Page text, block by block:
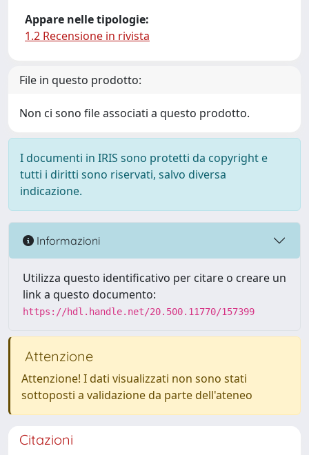
Appare nelle tipologie:
1.2 Recensione in rivista
File in questo prodotto:
Non ci sono file associati a questo prodotto.
I documenti in IRIS sono protetti da copyright e
tutti i diritti sono riservati, salvo diversa
indicazione.
Informazioni
Utilizza questo identificativo per citare o creare un
link a questo documento:
https://hdl.handle.net/20.500.11770/157399
Attenzione
Attenzione! I dati visualizzati non sono stati
sottoposti a validazione da parte dell'ateneo
Citazioni